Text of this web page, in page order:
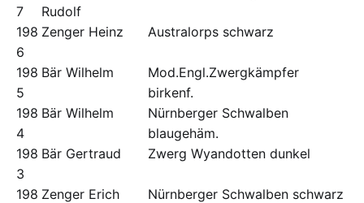
7
Rudolf
198
6
Zenger Heinz Australorps schwarz
198
5
Bär Wilhelm
Mod.Engl.Zwergkämpfer
birkenf.
198
4
Bär Wilhelm
Nürnberger Schwalben
blaugehäm.
198
3
Bär Gertraud Zwerg Wyandotten dunkel
198 Zenger Erich Nürnberger Schwalben schwarz